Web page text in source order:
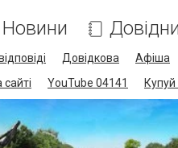
Новини
Довідкова Афіша
YouTube 04141